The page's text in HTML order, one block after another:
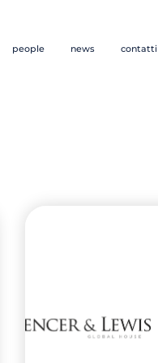
people news contatti